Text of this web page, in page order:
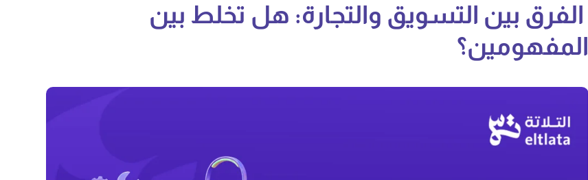
الفرق بين التسويق والتجارة: هل تخلط بين
المفهومين؟